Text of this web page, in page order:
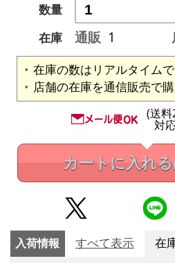
数量
在庫
通販 1
在庫の数はリアルタイムで
店舗の在庫を通信販売で購
(送
対
カートに入れる
入荷情報 すべて表示 在